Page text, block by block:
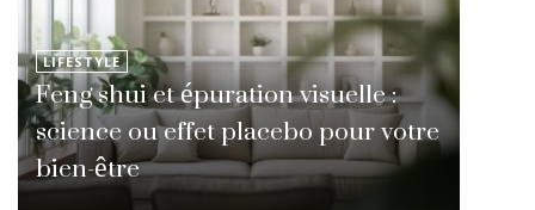
LIFESTYLE
Feng shui et épuration visuelle :
science ou effet placebo pour votre
bien-être